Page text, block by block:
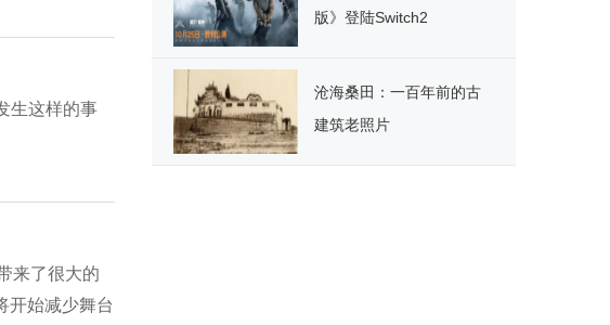
生这样的事
来了很大的
开始减少舞台
版》登陆Switch2
沧海桑田：一百年前的古
建筑老照片